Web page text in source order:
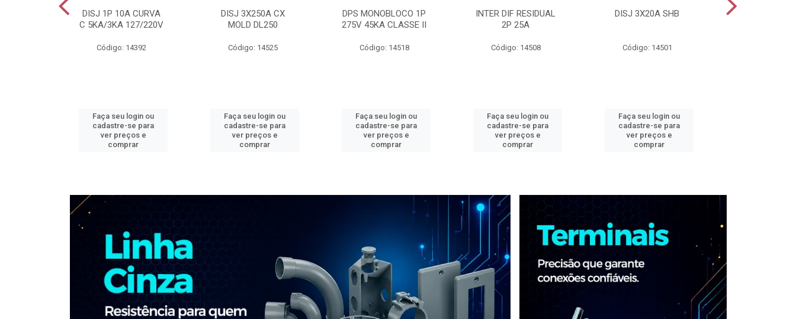
DISJ 1P 10A CURVA
C 5KA/3KA 127/220V
Código: 14392
Faça seu login ou
cadastre-se para
ver preços e
comprar
DISJ 3X250A CX
MOLD DL250
Código: 14525
Faça seu login ou
cadastre-se para
ver preços e
comprar
DPS MONOBLOCO 1P
275V 45KA CLASSE II
Código: 14518
Faça seu login ou
cadastre-se para
ver preços e
comprar
INTER DIF RESIDUAL
2P 25A
Código: 14508
Faça seu login ou
cadastre-se para
ver preços e
comprar
DISJ 3X20A SHB
Código: 14501
Faça seu login ou
cadastre-se para
ver preços e
comprar